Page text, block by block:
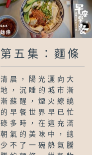
第五集：麵條
清晨，陽光灑向大
地，沉睡的城市漸
漸蘇醒，煙火繚繞
的早餐世界早已忙
碌多時，在這充滿
朝氣的美味中，總
少不了一碗熱氣騰